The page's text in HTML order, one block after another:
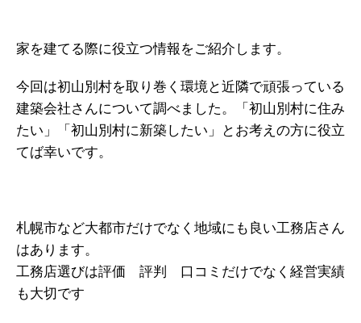
家を建てる際に役立つ情報をご紹介します。
今回は初山別村を取り巻く環境と近隣で頑張っている
建築会社さんについて調べました。「初山別村に住み
たい」「初山別村に新築したい」とお考えの方に役立
てば幸いです。
札幌市など大都市だけでなく地域にも良い工務店さん
はあります。
工務店選びは評価 評判 口コミだけでなく経営実績
も大切です